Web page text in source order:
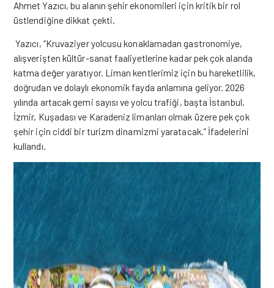
Ahmet Yazıcı, bu alanın şehir ekonomileri için kritik bir rol
üstlendiğine dikkat çekti.
Yazıcı, “Kruvaziyer yolcusu konaklamadan gastronomiye,
alışverişten kültür-sanat faaliyetlerine kadar pek çok alanda
katma değer yaratıyor. Liman kentlerimiz için bu hareketlilik,
doğrudan ve dolaylı ekonomik fayda anlamına geliyor. 2026
yılında artacak gemi sayısı ve yolcu trafiği, başta İstanbul,
İzmir, Kuşadası ve Karadeniz limanları olmak üzere pek çok
şehir için ciddi bir turizm dinamizmi yaratacak.” İfadelerini
kullandı.